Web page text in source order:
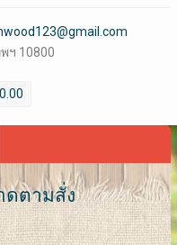
ฯ 10800
0.00
ดตามสั่ง